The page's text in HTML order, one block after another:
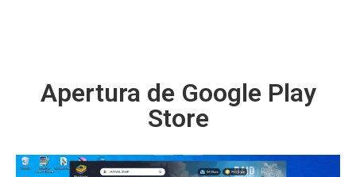
Apertura de Google Play
Store